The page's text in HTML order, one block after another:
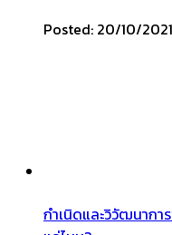
Posted: 20/10/
กำเนิดและวิวัฒนาก